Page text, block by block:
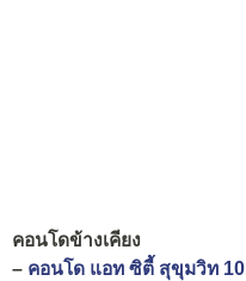
คอนโดข้างเคียง
– คอนโด แอท ซิตี้ สุขุมวิท